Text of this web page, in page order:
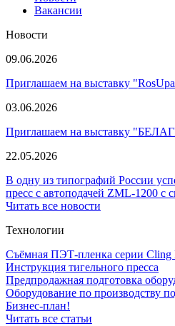
Вакансии
Новости
09.06.2026
Приглашаем на выставку
03.06.2026
Приглашаем на выставку
22.05.2026
В одну из типографий России
пресс с автоподачей ZML-1200 с
Читать все новости
Технологии
Съёмная ПЭТ-пленка серии Cling
Инструкция тигельного пресса
Предпродажная подготовка
Оборудование по производству
Бизнес-план!
Читать все статьи